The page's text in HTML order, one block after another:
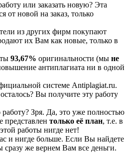
или заказать новую? Эта
от новой на заказ, только
из других фирм покупают
их Вам как новые, только в
93,67% оригинальности (мы не
антиплагиата ни в одной
системе Аntiplagiat.ru.
Вы получите эту работу
Зря. Да, это уже полностью
представлен только её план, т.е. в
работы нигде нет!
и нигде больше. Если Вы найдете
сразу же вернем Вам все деньги.